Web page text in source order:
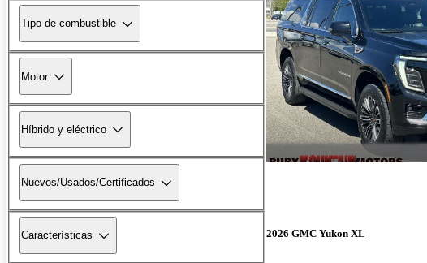
Tipo de combustible
Motor
Híbrido y eléctrico
Nuevos/Usados/Certificados
Características 2026 GMC Yukon XL